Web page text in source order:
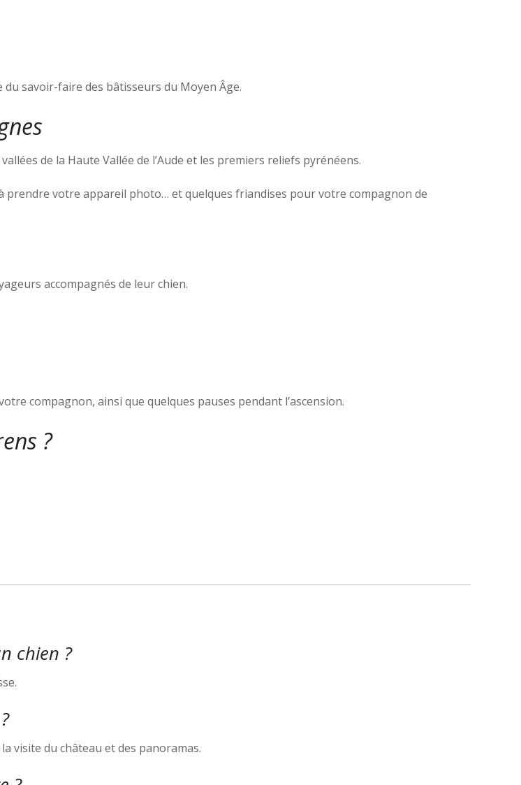
savoir-faire des bâtisseurs du Moyen Âge.
de la Haute Vallée de l’Aude et les premiers reliefs pyrénéens.
prendre votre appareil photo… et quelques friandises pour votre compagnon de
accompagnés de leur chien.
compagnon, ainsi que quelques pauses pendant l’ascension.
?
chien ?
visite du château et des panoramas.